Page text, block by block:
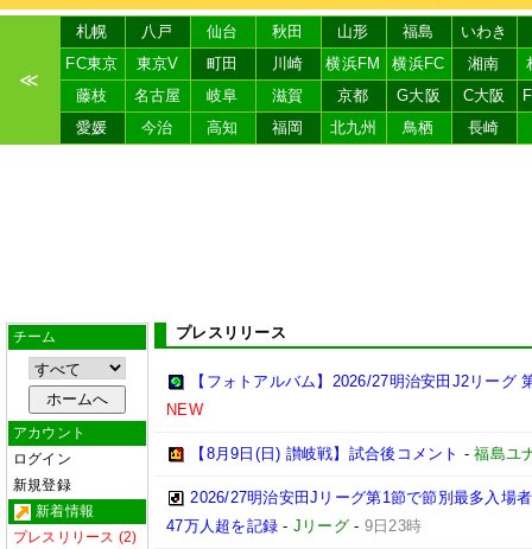
≪
札幌 八戸 仙台 秋田 山形 福島
いわき
FC東京
東京V 町田 川崎 横浜FM 横浜FC 湘南
藤枝
名古屋 岐阜 滋賀 京都 G大阪 C大阪
愛媛
今治 高知 福岡 北九州 鳥栖 長崎
チーム
アカウント
ログイン
新規登録
新着情報
プレスリリース (2)
プレスリリース
【フォトアルバム】2026/27明治安田J2リーグ
NEW
【8月9日(日) 讃岐戦】試合後コメント -福島ユ
2026/27明治安田Jリーグ第1節で節別最多入場
47万人超を記録 - Jリーグ - 9日23時